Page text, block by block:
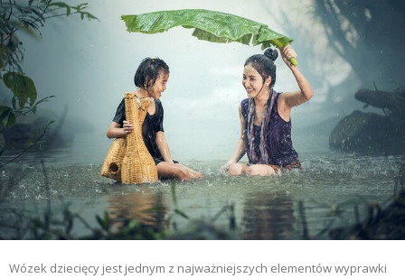
Wózek dziecięcy jest jednym z najważniejszych elementów wyprawki